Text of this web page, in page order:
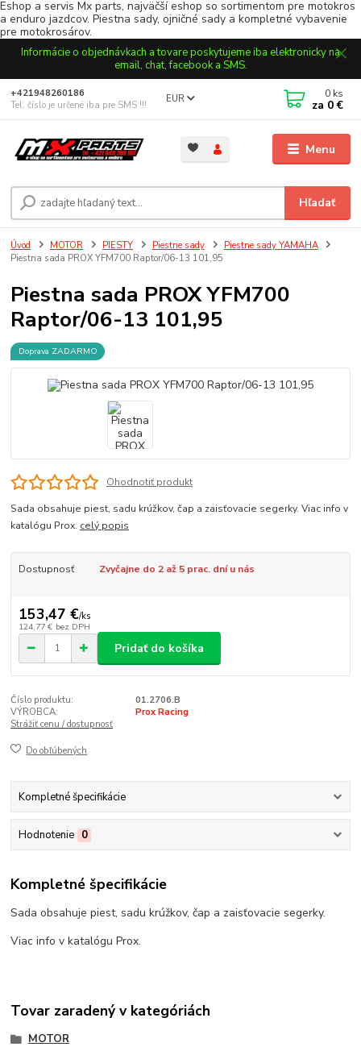
Eshop a servis Mx parts, najväčší eshop so sortimentom pre motokros
a enduro jazdcov. Piestna sady, ojničné sady a kompletné vybavenie
pre motokrosárov.
Informácie o objednávkach a tovare poskytujeme iba elektronicky na
email, chat, facebook a SMS.
Menu
EUR
Hľadať
+421948260186
Tel. číslo je určené iba pre SMS !!!
0 ks
za 0 €
Úvod MOTOR PIESTY Piestne sady
Piestne sady YAMAHA
Piestna sada PROX YFM700 Raptor/06-13 101,95
Piestna sada PROX YFM700
Raptor/06-13 101,95
Doprava ZADARMO
Ohodnotiť produkt
Sada obsahuje piest, sadu krúžkov, čap a zaisťovacie segerky. Viac info v
katalógu Prox. celý popis
Dostupnosť Zvyčajne do 2 až 5 prac. dní u nás
153,47 €/ks
124,77 € bez DPH
Pridať do košíka
Číslo produktu:
01.2706.B
VÝROBCA:
Prox Racing
Strážiť cenu / dostupnosť
Do obľúbených
Kompletné špecifikácie
Hodnotenie 0
Kompletné špecifikácie
Sada obsahuje piest, sadu krúžkov, čap a zaisťovacie segerky.
Viac info v katalógu Prox.
Tovar zaradený v kategóriách
MOTOR